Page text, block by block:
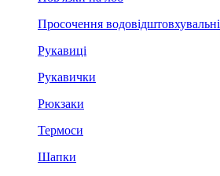
Просочення водовідштовхувальні
Рукавиці
Рукавички
Рюкзаки
Термоси
Шапки